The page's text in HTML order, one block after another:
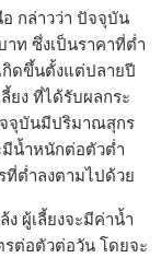
กล่าวว่า ปัจจุบัน
ท ซึ่งเป็นราคาที่ต่ำ
กิดขึ้นตั้งแต่ปลายปี
ยง ที่ได้รับผลกระ
จุบันมีปริมาณสุกร
น้ำหนักต่อตัวต่ำ
ที่ต่ำลงตามไปด้วย
ผู้เลี้ยงจะมีค่าน้ำ
ต่อตัวต่อวัน โดยจะ